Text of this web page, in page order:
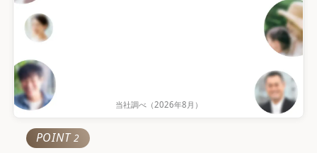
累計会員数
当社調べ（ 2026年8月 ）
POINT2